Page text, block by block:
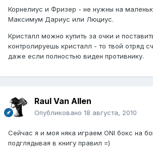
Корнелиус и Фризер - не нужны на
Максимум Дариус или Люциус.
Кристалл можно купить за очки и
контролируешь кристалл - то твой отряд
даже если полностью виден противнику.
Raul Van Allen
Опубликовано 18 августа, 2010
Сейчас я и моя няка играем ONI бокс на
подглядывая в книгу правил =)